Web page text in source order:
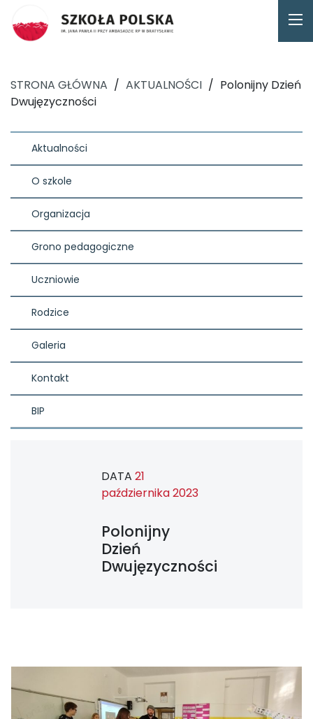
STRONA GŁÓWNA / AKTUALNOŚCI / Polonijny Dzień
Dwujęzyczności
Aktualności
O szkole
Organizacja
Grono pedagogiczne
Uczniowie
Rodzice
Galeria
Kontakt
BIP
DATA 21
października 2023
Polonijny
Dzień
Dwujęzyczności